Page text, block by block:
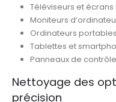
Téléviseurs et écrans
Moniteurs
Ordinateurs portables
Tablettes et
Panneaux de
Nettoyage des
précision